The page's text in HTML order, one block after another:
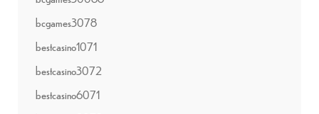
bcgames3078
bestcasino1071
bestcasino3072
bestcasino6071